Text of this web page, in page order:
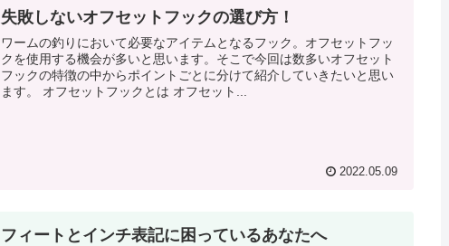
失敗しないオフセットフックの選び方！
ワームの釣りにおいて必要なアイテムとなるフック。オフセットフッ
クを使用する機会が多いと思います。そこで今回は数多いオフセット
フックの特徴の中からポイントごとに分けて紹介していきたいと思い
ます。 オフセットフックとは オフセット...
2022.05.09
フィートとインチ表記に困っているあなたへ